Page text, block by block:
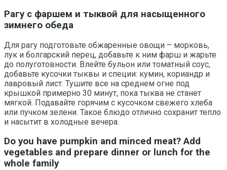
Рагу с фаршем и тыквой для насыщенного
зимнего обеда
Для рагу подготовьте обжаренные овощи – морковь,
лук и болгарский перец, добавьте к ним фарш и жарьте
до полуготовности. Влейте бульон или томатный соус,
добавьте кусочки тыквы и специи: кумин, кориандр и
лавровый лист. Тушите все на среднем огне под
крышкой примерно 30 минут, пока тыква не станет
мягкой. Подавайте горячим с кусочком свежего хлеба
или пучком зелени. Такое блюдо отлично сохранит тепло
и насытит в холодные вечера.
Do you have pumpkin and minced meat? Add
vegetables and prepare dinner or lunch for the
whole family